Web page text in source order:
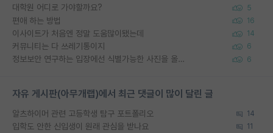
대학원 어디로 가야할까요? 5
편애 하는 방법 16
이사이트가 처음엔 정말 도움많이됐는데 14
커뮤니티는 다 쓰레기통이지 6
정보보안 연구하는 입장에선 식별가능한 사진을 올리는건 비추이긴함 6
자유 게시판(아무개랩)에서 최근 댓글이 많이 달린 글
알츠하이머 관련 고등학생 탐구 포트폴리오 14
입학도 안한 신입생이 원래 관심을 받나요 11